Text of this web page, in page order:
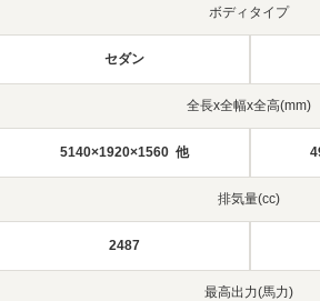
ボディタイプ
セダン
全長x全幅x全高(mm)
5140×1920×1560 他
排気量(cc)
2487
最高出力(馬力)